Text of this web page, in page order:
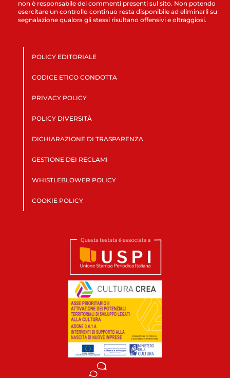
non è responsabile dei commenti presenti sul sito. Non potendo
esercitare un controllo continuo resta disponibile ad eliminarli su
segnalazione qualora gli stessi risultano offensivi e oltraggiosi.
POLICY EDITORIALE
CODICE ETICO CONDOTTA
PRIVACY POLICY
POLICY DIVERSITÀ
DICHIARAZIONE DI TRASPARENZA
GESTIONE DEI RECLAMI
WHISTLEBLOWER POLICY
COOKIE POLICY